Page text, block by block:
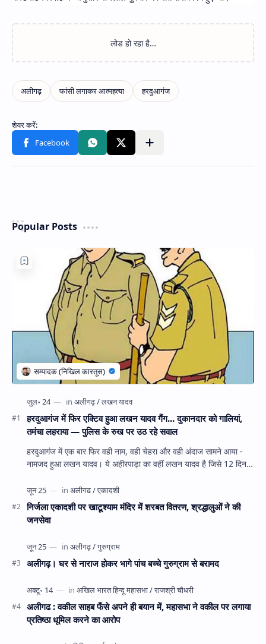
Popular Posts
हरदुआगंज में फिर एक्टिव हुआ लखन यादव गैंग... दुकानदार को गालियां,
तमंचा लहराया — पुलिस के रुख पर उठ रहे सवाल
हरदुआगंज में एक बार फिर वही नाम, वही चेहरा और वही अंदाज सामने आया -
नामजद हुआ लखन यादव। ये अहीरपाड़ा का वहीं लखन यादव है जिसे 12 दिन
निर्जला एकादशी पर खाटूश्याम मंदिर में शरबत वितरण, श्रद्धालुओं ने की
जनसेवा
अलीगढ़। घर से नाराज होकर भागे पांच बच्चे गुरुग्राम से बरामद
अलीगढ : वकील साहब फँसे अपने ही बयान में, महासभा ने वकील पर लगाया
प्रतिष्ठा धूमिल करने का आरोप